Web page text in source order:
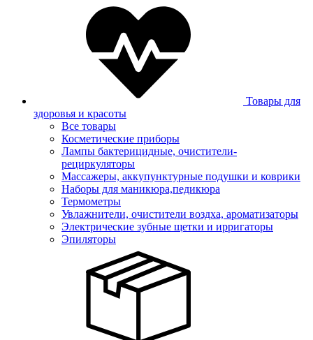
Товары для
здоровья и красоты
Все товары
Косметические приборы
Лампы бактерицидные, очистители-
рециркуляторы
Массажеры, аккупунктурные подушки и коврики
Наборы для маникюра,педикюра
Термометры
Увлажнители, очистители воздха, ароматизаторы
Электрические зубные щетки и ирригаторы
Эпиляторы